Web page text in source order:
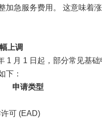
加急服务费用。 这意味着
上调
1 月 1 日起，部分常见基
下：
申请类型
可 (EAD)